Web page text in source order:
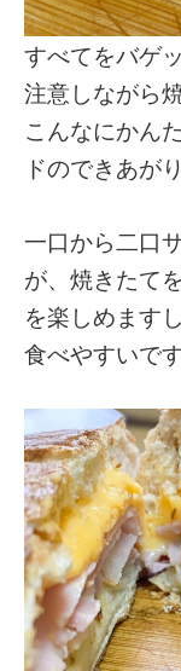
すべてをバゲ
注意しながら
こんなにかん
ドのできあがり
一口から二口
が、焼きたて
を楽しめます
食べやすいです